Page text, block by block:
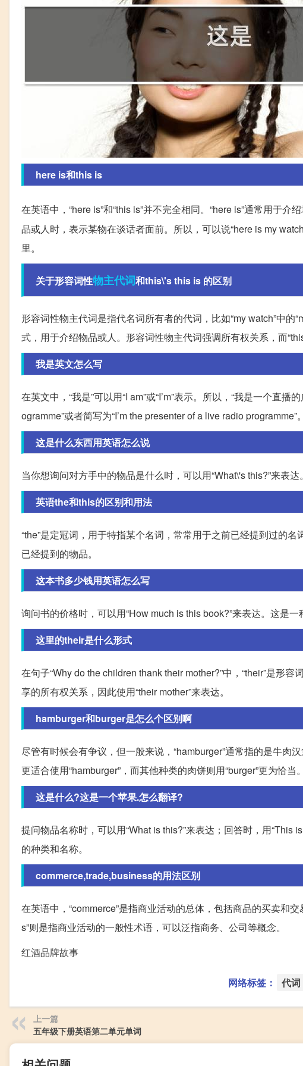
here is和this is
在英语中，“here is”和“this is”并不完全相同。“here is”通常用于介
品或人时，表示某物在谈话者面前。所以，可以说“here is my
里。
关于形容词性物主代词和this\'s this is 的区别
形容词性物主代词是指代名词所有者的代词，比如“my watch”中的
式，用于介绍物品或人。形容词性物主代词强调所有权关系，而
我是英文怎么写
在英文中，“我是”可以用“I am”或“I’m”表示。所以，“我是一个直
ogramme”或者简写为“I’m the presenter of a live radio programme”。
这是什么东西用英语怎么说
当你想询问对方手中的物品是什么时，可以用“What\'s this?”来表
英语the和this的区别和用法
“the”是定冠词，用于特指某个名词，常常用于之前已经提到过的
已经提到的物品。
这本书多少钱用英语怎么写
询问书的价格时，可以用“How much is this book?”来表达。这是
这里的their是什么形式
在句子“Why do the children thank their mother?”中，“their”是形
享的所有权关系，因此使用“their mother”来表达。
hamburger和burger是怎么个区别啊
尽管有时候会有争议，但一般来说，“hamburger”通常指的是牛肉
更适合使用“hamburger”，而其他种类的肉饼则用“burger”更为恰当。
这是什么?这是一个苹果.怎么翻译?
提问物品名称时，可以用“What is this?”来表达；回答时，用
的种类和名称。
commerce,trade,business的用法区别
在英语中，“commerce”是指商业活动的总体，包括商品的买卖和
s”则是指商业活动的一般性术语，可以泛指商务、公司等概念。
红酒品牌故事
网络标签： 代词
上一篇
五年级下册英语第二单元单词